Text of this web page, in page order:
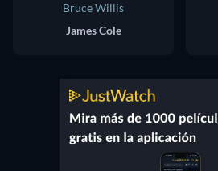
Bruce Willis
James Cole